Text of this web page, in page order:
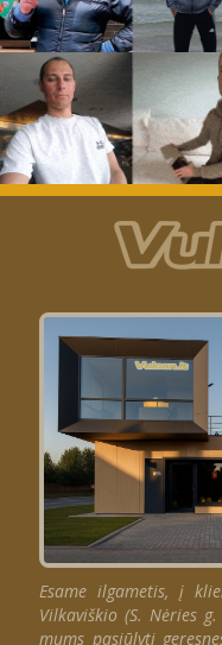
Esame ilgametis, į
Vilkaviškio (S. Nėries
mums pasiūlyti